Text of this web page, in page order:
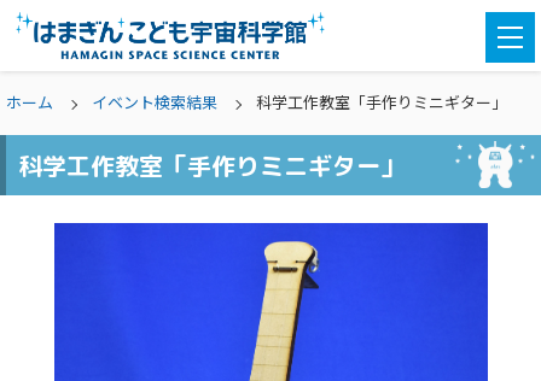
ホーム イベント検索結果 科学工作教室「手作りミニギター」
科学工作教室「手作りミニギター」